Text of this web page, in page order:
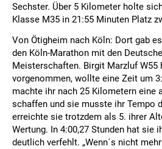
Sechster. Über 5 Kilometer holte
Klasse M35 in 21:55 Minuten Platz
Von Ötigheim nach Köln: Dort gab
den Köln-Marathon mit den
Meisterschaften. Birgit Marzluf W55
vorgenommen, wollte eine Zeit um
machte ihr nach 25 Kilometern eine
schaffen und sie musste ihr Tempo
erreichte sie trotzdem als 5. ihrer
Wertung. In 4:00,27 Stunden hat sie
deutlich verfehlt. „Wenn´s nicht